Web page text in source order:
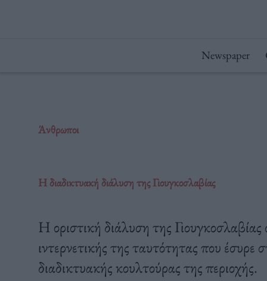
Newspaper
Άνθρωποι
Η διαδικτυακή διάλυση της Γιουγκοσλαβίας
Η οριστική διάλυση της
ιντερνετικής της ταυτότητας που έσυρε
διαδικτυακής κουλτούρας της περιοχής.